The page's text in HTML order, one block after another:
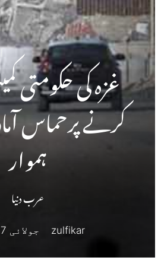
غزہ کی حکومتی
کرنے پرحماس
ہموار
عرب دنیا
zulfikar جولائی 7, 2026